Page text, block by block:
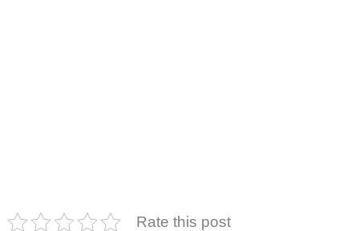
Rate this post